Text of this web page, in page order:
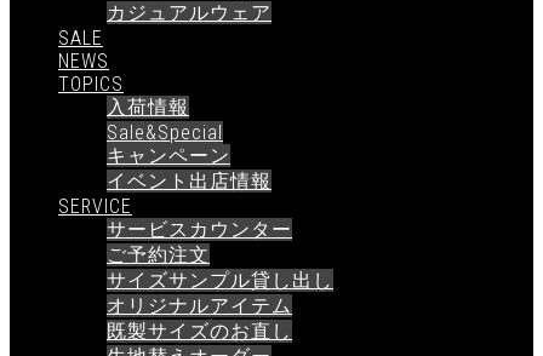
カジュアルウェア
SALE
NEWS
TOPICS
入荷情報
Sale&Special
キャンペーン
イベント出店情報
SERVICE
サービスカウンター
ご予約注文
サイズサンプル貸し出し
オリジナルアイテム
既製サイズのお直し